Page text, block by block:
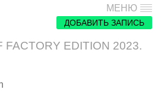
МЕНЮ
ДОБАВИТЬ ЗАПИСЬ
FACTORY EDITION 2023.